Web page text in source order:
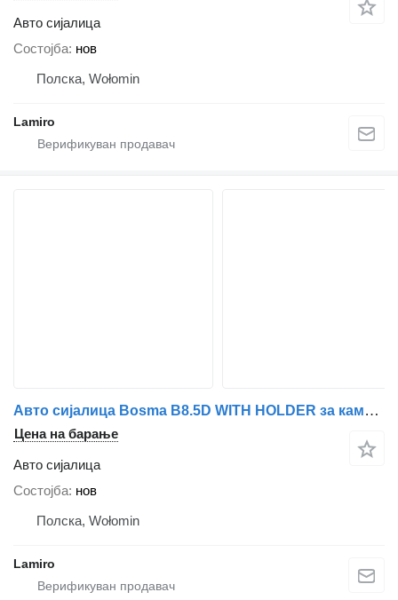
Авто сијалица
Состојба нов
Полска, Wołomin
Lamiro
Авто сијалица Bosma B8.5D WITH HOLDER за камион
Цена на барање
Авто сијалица
Состојба нов
Полска, Wołomin
Lamiro